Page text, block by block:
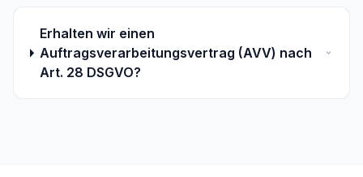
Erhalten wir einen
Auftragsverarbeitungsvertrag (AVV) nach
Art. 28 DSGVO?